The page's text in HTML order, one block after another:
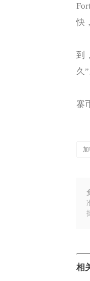
快
到
久
“
寨
相